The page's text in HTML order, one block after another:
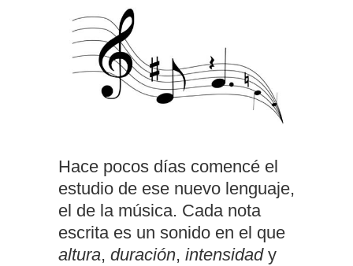
Hace pocos días comencé el
estudio de ese nuevo lenguaje,
el de la música. Cada nota
escrita es un sonido en el que
altura, duración, intensidady